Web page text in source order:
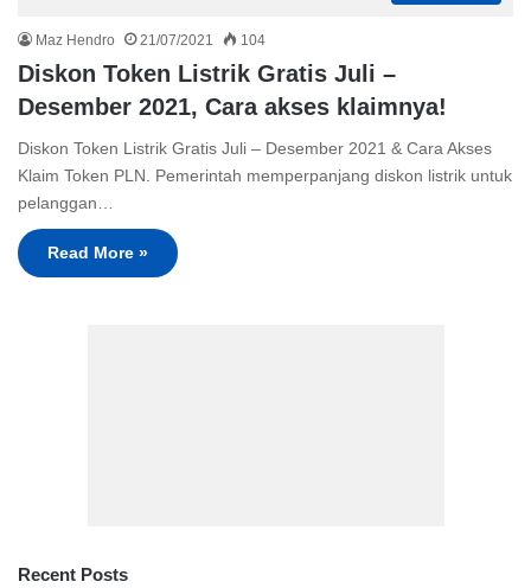
Maz Hendro 21/07/2021 104
Diskon Token Listrik Gratis Juli –
Desember 2021, Cara akses klaimnya!
Diskon Token Listrik Gratis Juli – Desember 2021 & Cara Akses
Klaim Token PLN. Pemerintah memperpanjang diskon listrik untuk
pelanggan…
Read More »
Recent Posts